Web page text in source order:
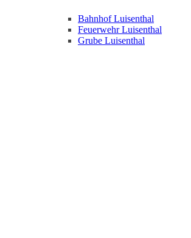
Bahnhof Luisenthal
Feuerwehr Luisenthal
Grube Luisenthal